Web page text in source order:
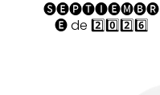
🅢🅔🅟🅣🅘🅔🅜🅑🅡
🅔 de 2️⃣0️⃣2️⃣6️⃣